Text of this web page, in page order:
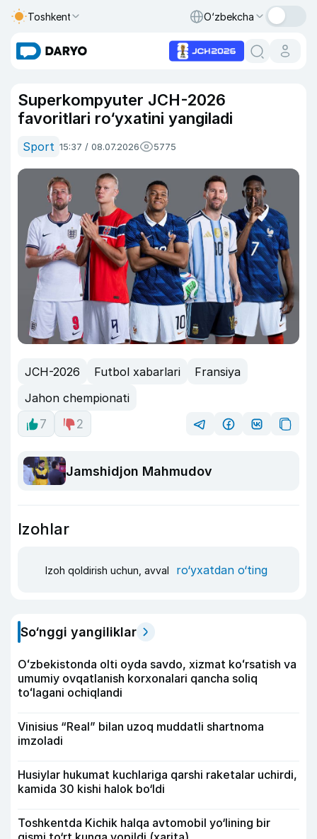
Toshkent O‘zbekcha
Superkompyuter JCH-2026
favoritlari ro‘yxatini yangiladi
Sport 15:37 / 08.07.2026 5775
JCH-2026 Futbol xabarlari
Fransiya
Jahon chempionati
7
2
Jamshidjon Mahmudov
Izohlar
Izoh qoldirish uchun, avval ro‘yxatdan o‘ting
So‘nggi yangiliklar
Oʻzbekistonda olti oyda savdo, xizmat koʻrsatish va
umumiy ovqatlanish korxonalari qancha soliq
toʻlagani ochiqlandi
Vinisius “Real” bilan uzoq muddatli shartnoma
imzoladi
Husiylar hukumat kuchlariga qarshi raketalar uchirdi,
kamida 30 kishi halok bo‘ldi
Toshkentda Kichik halqa avtomobil yo‘lining bir